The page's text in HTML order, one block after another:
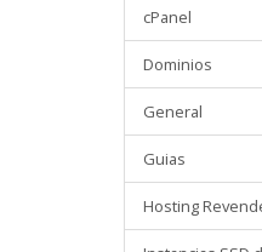
cPanel
Dominios
General
Guias
Hosting